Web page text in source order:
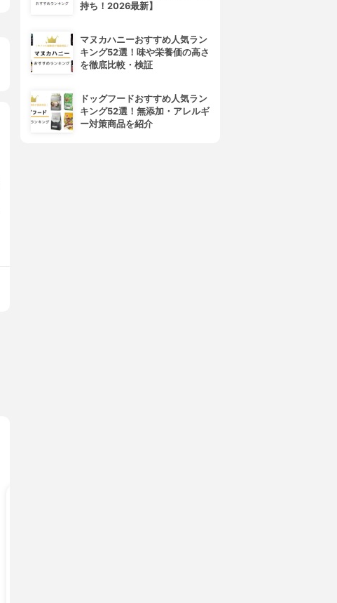
持ち！2026最新】
マヌカハニーおすすめ人気ラン
キング52選！味や栄養価の高さ
を徹底比較・検証
ドッグフードおすすめ人気ラン
キング52選！無添加・アレルギ
ー対策商品を紹介